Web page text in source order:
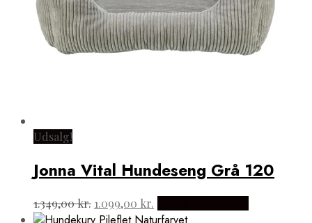
Udsalg!
Jonna Vital Hundeseng Grå 120
1.349,00kr. Den
oprindelige
1.099,00 kr.
aktuelle